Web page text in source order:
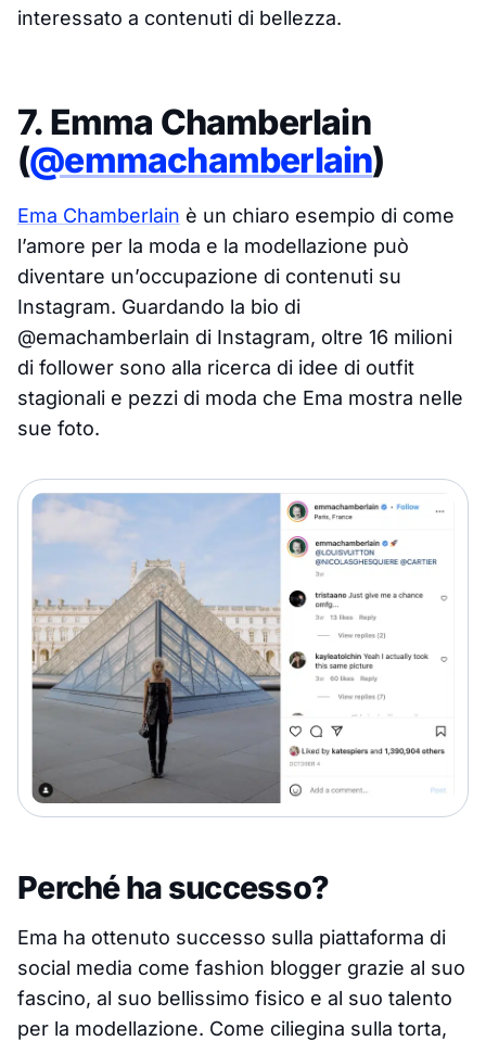
interessato a contenuti di bellezza.
7. Emma Chamberlain
(@emmachamberlain)
Ema Chamberlain è un chiaro esempio di come
l’amore per la moda e la modellazione può
diventare un’occupazione di contenuti su
Instagram. Guardando la bio di
@emachamberlain di Instagram, oltre 16 milioni
di follower sono alla ricerca di idee di outfit
stagionali e pezzi di moda che Ema mostra nelle
sue foto.
Perché ha successo?
Ema ha ottenuto successo sulla piattaforma di
social media come fashion blogger grazie al suo
fascino, al suo bellissimo fisico e al suo talento
per la modellazione. Come ciliegina sulla torta,